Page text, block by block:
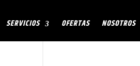
SERVICIOS OFERTAS NOSOTROS